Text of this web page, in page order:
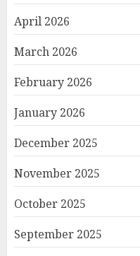
April 2026
March 2026
February 2026
January 2026
December 2025
November 2025
October 2025
September 2025